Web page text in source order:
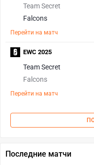
Team Secret
Falcons
Перейти на матч
Team Secret
Falcons
Перейти на матч
EWC 2025
Последние матчи